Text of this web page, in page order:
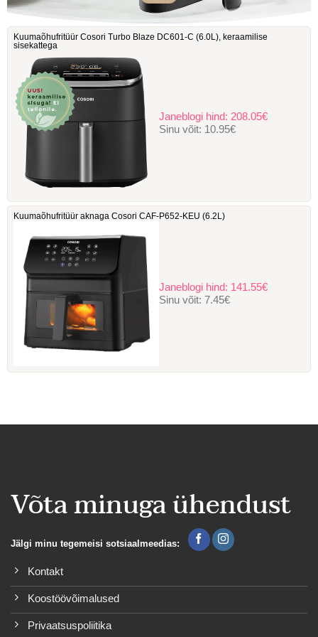
Kuumaõhufritüür Cosori Turbo Blaze DC601-C ‎(6.0L), keraamilise
sisekattega
Janeblogi hind: 208.05€
Sinu võit: 10.95€
Kuumaõhufritüür aknaga Cosori ‎CAF-P652-KEU (6.2L)
Janeblogi hind: 141.55€
Sinu võit: 7.45€
Võta minuga ühendust
Jälgi minu tegemeisi sotsiaalmeedias:
Kontakt
Koostöövõimalused
Privaatsuspoliitika